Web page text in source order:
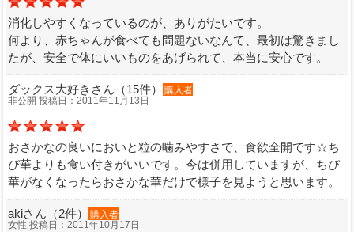
消化しやすくなっているのが、ありがたいです。
何より、赤ちゃんが食べても問題ないなんて、最初は驚きまし
たが、安全で体にいいものをあげられて、本当に安心です。
ダックス大好きさん（15件）
購入者
非公開 投稿日：2011年11月13日
おさかなの良いにおいと粒の噛みやすさで、食欲全開です☆ち
び華よりも食い付きがいいです。今は併用していますが、ちび
華がなくなったらおさかな華だけで様子を見ようと思います。
akiさん（2件）
購入者
女性 投稿日：2011年10月17日